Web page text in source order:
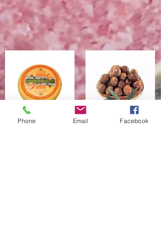
Phone Email Facebook